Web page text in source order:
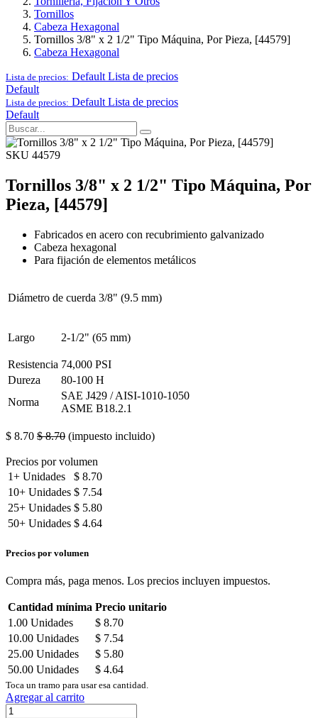
Tornillos
Cabeza Hexagonal
Tornillos 3/8" x 2 1/2" Tipo Máquina, Por Pieza, [44579]
Cabeza Hexagonal
Lista de precios: Default Lista de precios
Default
Lista de precios: Default Lista de precios
Default
SKU 44579
Tornillos 3/8" x 2 1/2" Tipo Máquina, Por
Pieza, [44579]
Fabricados en acero con recubrimiento galvanizado
Cabeza hexagonal
Para fijación de elementos metálicos
Diámetro de cuerda 3/8" (9.5 mm)
Largo 2-1/2" (65 mm)
Resistencia 74,000 PSI
Dureza
80-100 H
Norma
SAE J429 / AISI-1010-1050
ASME B18.2.1
$ 8.70 $8.70 (impuesto incluido)
Precios por volumen
1+ Unidades $ 8.70
10+ Unidades $ 7.54
25+ Unidades $ 5.80
50+ Unidades $ 4.64
Precios por volumen
Compra más, paga menos. Los precios incluyen impuestos.
Cantidad mínima Precio unitario
1.00 Unidades $ 8.70
10.00 Unidades $ 7.54
25.00 Unidades $ 5.80
50.00 Unidades $ 4.64
Toca un tramo para usar esa cantidad.
Agregar al carrito